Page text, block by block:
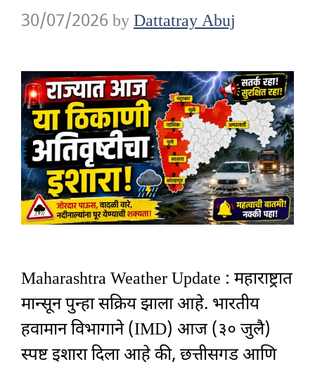
30/07/2026 byDattatray Abuj
Maharashtra Weather Update : महाराष्ट्रात
मान्सून पुन्हा सक्रिय झाला आहे. भारतीय
हवामान विभागाने (IMD) आज (३० जुलै)
स्पष्ट इशारा दिला आहे की, छत्तीसगड आणि